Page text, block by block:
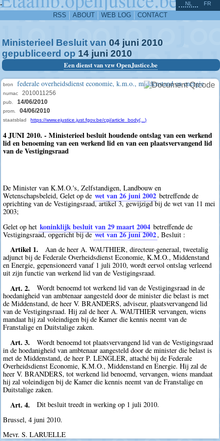
-
RSS ABOUT WEB LOG CONTACT
NL FR
Ministerieel Besluit van 04 juni 2010
gepubliceerd op 14 juni 2010
Een dienst van vzw OpenJustice.be
bron federale overheidsdienst economie, k.m.o., middenstand en energie
numac 2010011256
pub. 14/06/2010
prom. 04/06/2010
staatsblad https://www.ejustice.just.fgov.be/cgi/article_body(...)
4 JUNI 2010. - Ministerieel besluit houdende ontslag van een werkend
lid en benoeming van een werkend lid en van een plaatsvervangend lid
van de Vestigingsraad
De Minister van K.M.O.'s, Zelfstandigen, Landbouw en
Wetenschapsbeleid, Gelet op de wet van 26 juni 2002 betreffende de
oprichting van de Vestigingsraad, artikel 3, gewijzigd bij de wet van 11 mei
2003;
Gelet op het koninklijk besluit van 29 maart 2004 betreffende de
Vestigingsraad, opgericht bij dewet van 26 juni 2002, Besluit :
Artikel 1.
Aan de heer A. WAUTHIER, directeur-generaal, tweetalig
adjunct bij de Federale Overheidsdienst Economie, K.M.O., Middenstand
en Energie, gepensioneerd vanaf 1 juli 2010, wordt eervol ontslag verleend
uit zijn functie van werkend lid van de Vestigingsraad.
Art. 2.
Wordt benoemd tot werkend lid van de Vestigingsraad in de
hoedanigheid van ambtenaar aangesteld door de minister die belast is met
de Middenstand, de heer V. BRANDERS, adviseur, plaatsvervangend lid
van de Vestigingsraad. Hij zal de heer A. WAUTHIER vervangen, wiens
mandaat hij zal voleindigen bij de Kamer die kennis neemt van de
Franstalige en Duitstalige zaken.
Art. 3.
Wordt benoemd tot plaatsvervangend lid van de Vestigingsraad
in de hoedanigheid van ambtenaar aangesteld door de minister die belast is
met de Middenstand, de heer P. LENGLER, attaché bij de Federale
Overheidsdienst Economie, K.M.O., Middenstand en Energie. Hij zal de
heer V. BRANDERS, tot werkend lid benoemd, vervangen, wiens mandaat
hij zal voleindigen bij de Kamer die kennis neemt van de Franstalige en
Duitstalige zaken.
Art. 4.
Dit besluit treedt in werking op 1 juli 2010.
Brussel, 4 juni 2010.
Mevr. S. LARUELLE
^